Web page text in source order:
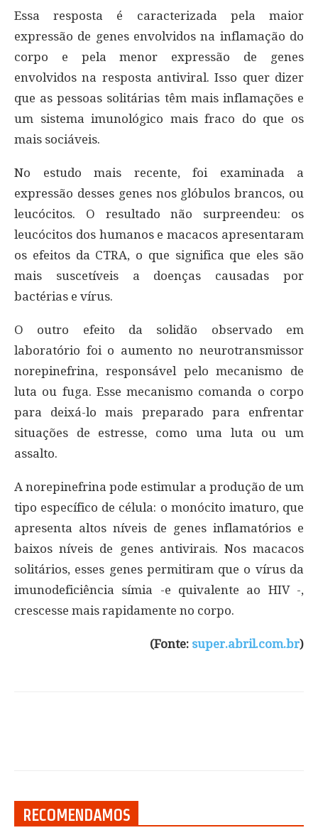
Essa resposta é caracterizada pela maior
expressão de genes envolvidos na inflamação do
corpo e pela menor expressão de genes
envolvidos na resposta antiviral. Isso quer dizer
que as pessoas solitárias têm mais inflamações e
um sistema imunológico mais fraco do que os
mais sociáveis.
No estudo mais recente, foi examinada a
expressão desses genes nos glóbulos brancos, ou
leucócitos. O resultado não surpreendeu: os
leucócitos dos humanos e macacos apresentaram
os efeitos da CTRA, o que significa que eles são
mais suscetíveis a doenças causadas por
bactérias e vírus.
O outro efeito da solidão observado em
laboratório foi o aumento no neurotransmissor
norepinefrina, responsável pelo mecanismo de
luta ou fuga. Esse mecanismo comanda o corpo
para deixá-lo mais preparado para enfrentar
situações de estresse, como uma luta ou um
assalto.
A norepinefrina pode estimular a produção de um
tipo específico de célula: o monócito imaturo, que
apresenta altos níveis de genes inflamatórios e
baixos níveis de genes antivirais. Nos macacos
solitários, esses genes permitiram que o vírus da
imunodeficiência símia -e quivalente ao HIV -,
crescesse mais rapidamente no corpo.
(Fonte: super.abril.com.br)
RECOMENDAMOS